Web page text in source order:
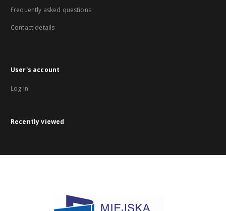
Frequently asked questions
Contact details
User's account
Log in
Recently viewed